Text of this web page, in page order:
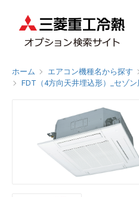
ホーム エアコン機種名から探す
FDT（4方向天井埋込形）_セゾ